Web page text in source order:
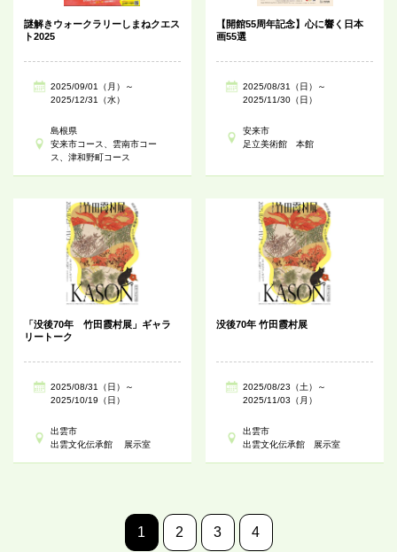
謎解きウォークラリーしまねクエス
ト2025
2025/09/01（月）～
2025/12/31（水）
島根県
安来市コース、雲南市コー
ス、津和野町コース
【開館55周年記念】心に響く日本
画55選
2025/08/31（日）～
2025/11/30（日）
安来市
足立美術館 本館
「没後70年 竹田霞村展」ギャラ
リートーク
2025/08/31（日）～
2025/10/19（日）
出雲市
出雲文化伝承館 展示室
没後70年 竹田霞村展
2025/08/23（土）～
2025/11/03（月）
出雲市
出雲文化伝承館 展示室
1 2 3 4